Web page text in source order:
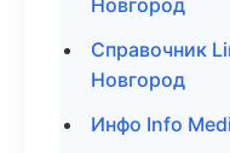
Новгород
Справочник
Новгород
Инфо Info